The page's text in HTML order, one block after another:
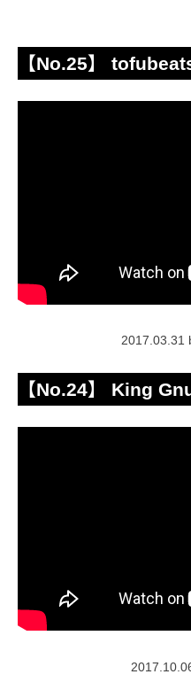
【No.25】
2017.03.31
【No.24】 King